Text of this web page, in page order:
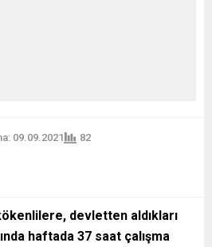
09.09.2021 82
devletten aldıkları
haftada 37 saat çalışma